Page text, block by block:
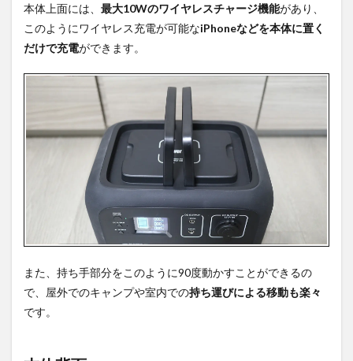
本体上面には、 最大10Wのワイヤレスチャージ機能があり、
このようにワイヤレス充電が可能なiPhoneなどを本体に置く
だけで充電ができます。
また、持ち手部分をこのように90度動かすことができるの
で、屋外でのキャンプや室内での持ち運びによる移動も楽々
です。